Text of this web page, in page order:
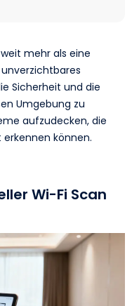
mehr als eine
Sicherheit und die
Umgebung zu
aufzudecken, die
können.
Wi-Fi Scan